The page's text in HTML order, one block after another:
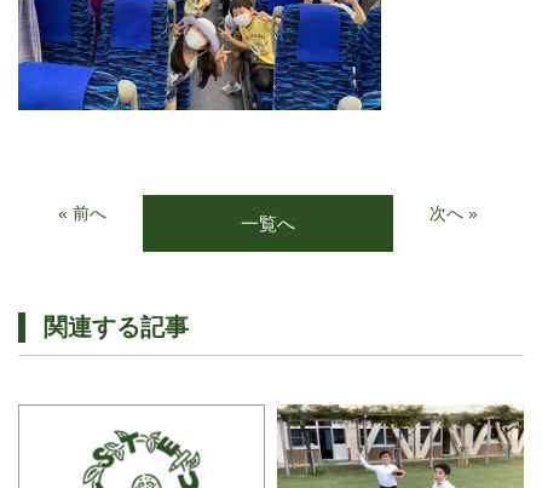
« 前へ 一覧へ 次へ »
関連する記事